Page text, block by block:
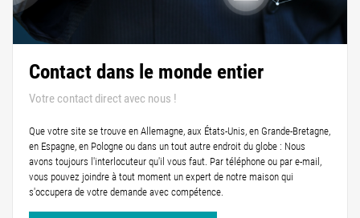
Contact dans le monde entier
Votre contact direct avec nous !
Que votre site se trouve en Allemagne, aux États-Unis, en Grande-Bretagne,
en Espagne, en Pologne ou dans un tout autre endroit du globe : Nous
avons toujours l'interlocuteur qu'il vous faut. Par téléphone ou par e-mail,
vous pouvez joindre à tout moment un expert de notre maison qui
s'occupera de votre demande avec compétence.